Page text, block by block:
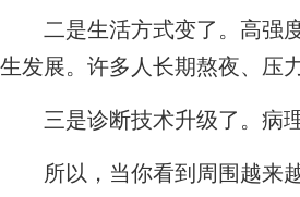
二是生活方式变了。高强度
生发展。许多人长期熬夜、压
三是诊断技术升级了。病理
所以，当你看到周围越来越